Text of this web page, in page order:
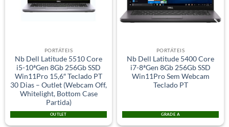
PORTÁTEIS
Nb Dell Latitude 5510 Core
i5-10ªGen 8Gb 256Gb SSD
Win11Pro 15,6″ Teclado PT
30 Dias – Outlet (Webcam Off,
Whitelight, Bottom Case
Partida)
OUTLET
PORTÁTEIS
Nb Dell Latitude 5400 Core
i7-8ªGen 8Gb 256Gb SSD
Win11Pro Sem Webcam
Teclado PT
GRADE A